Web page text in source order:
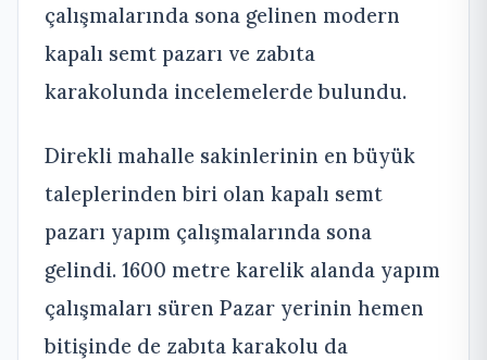
çalışmalarında sona gelinen modern
kapalı semt pazarı ve zabıta
karakolunda incelemelerde bulundu.
Direkli mahalle sakinlerinin en büyük
taleplerinden biri olan kapalı semt
pazarı yapım çalışmalarında sona
gelindi. 1600 metre karelik alanda yapım
çalışmaları süren Pazar yerinin hemen
bitişinde de zabıta karakolu da